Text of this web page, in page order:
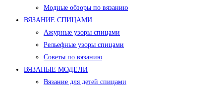
Модные обзоры по вязанию
ВЯЗАНИЕ СПИЦАМИ
Ажурные узоры спицами
Рельефные узоры спицами
Советы по вязанию
ВЯЗАНЫЕ МОДЕЛИ
Вязание для детей спицами